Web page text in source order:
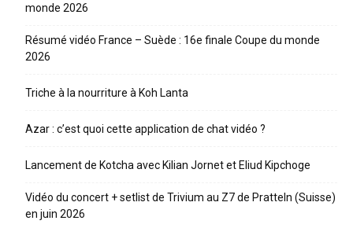
monde 2026
Résumé vidéo France – Suède : 16e finale Coupe du monde
2026
Triche à la nourriture à Koh Lanta
Azar : c’est quoi cette application de chat vidéo ?
Lancement de Kotcha avec Kilian Jornet et Eliud Kipchoge
Vidéo du concert + setlist de Trivium au Z7 de Pratteln (Suisse)
en juin 2026